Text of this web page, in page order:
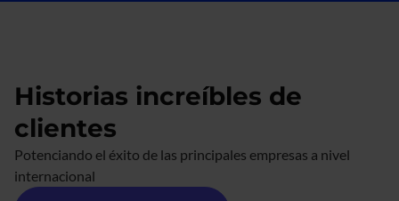
Historias increíbles de
clientes
Potenciando el éxito de las principales empresas a nivel
internacional